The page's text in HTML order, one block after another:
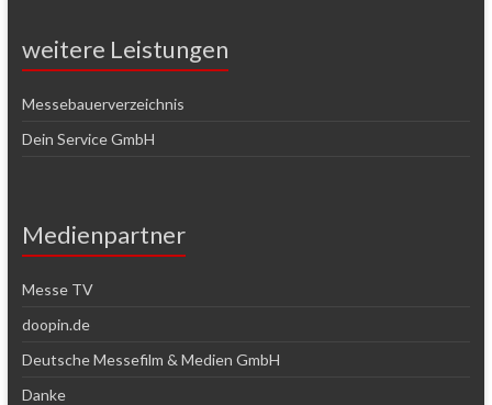
weitere Leistungen
Messebauerverzeichnis
Dein Service GmbH
Medienpartner
Messe TV
doopin.de
Deutsche Messefilm & Medien GmbH
Danke